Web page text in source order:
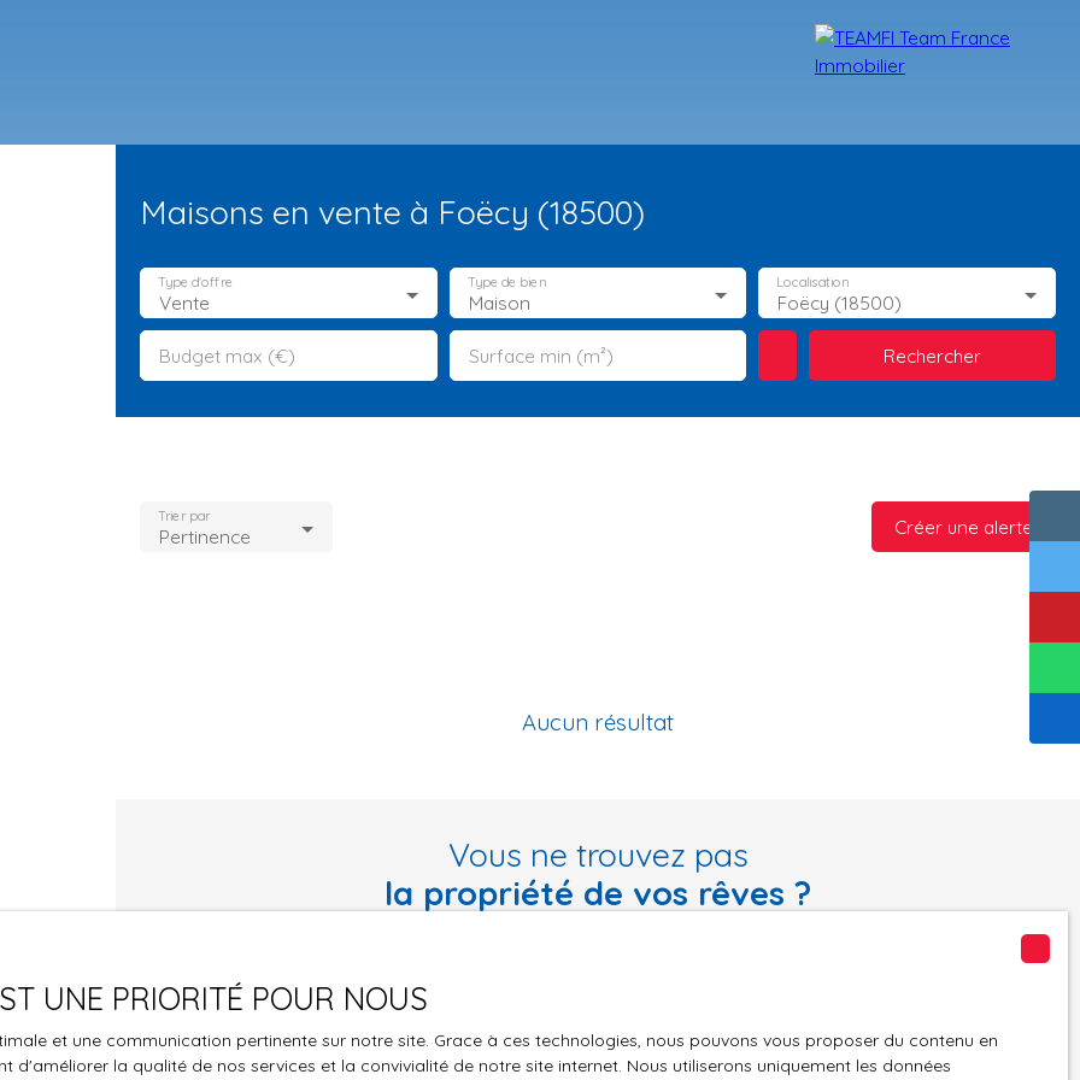
ESTIMATION VENDRE LA TEAM RECRUTEMENT TÉMOIGNAGES NOS FORMATIONS BLOG CONTACT
Maisons en vente à Foëcy (18500)
Vente
Type d'offre
Maison
Type de bien
Foëcy (18500)
Localisation
Budget max (€) Surface min (m²) Rechercher
Pertinence
Trier par Créer une alerte
Aucun résultat
Vous ne trouvez pas
la propriété de vos rêves ?
Prénom
Vente Maison Foëcy (18500)
Localisation
UNE PRIORITÉ POUR NOUS
et une communication pertinente sur notre site. Grace à ces technologies, nous pouvons vous proposer du contenu en
la qualité de nos services et la convivialité de notre site internet. Nous utiliserons uniquement les données